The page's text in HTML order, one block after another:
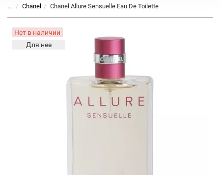
... Chanel Chanel Allure Sensuelle Eau De Toilette
Нет в наличии
Для нее